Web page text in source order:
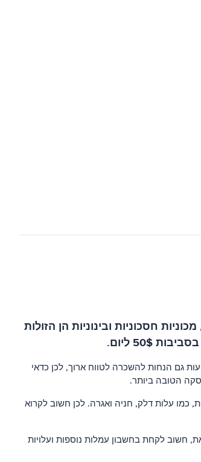
חסכוניות ובינוניות הן הזולות
גם הנחות להשכרה לטווח ארוך, לכן כדאי
הטובה ביותר.
כמו עלות דלק, חניה ואגרה. לכן חשוב לקרוא
$30 ליום עבור מכוניות חסכוניות ובינוניות. עם זאת, חשוב לקחת בחשבון עמלות נוספות ועלויות